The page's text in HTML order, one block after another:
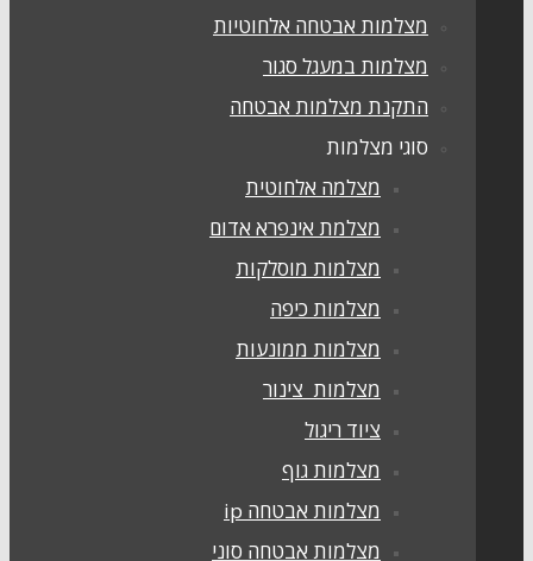
מצלמות אבטחה אלחוטיות
מצלמות במעגל סגור
התקנת מצלמות אבטחה
סוגי מצלמות
מצלמה אלחוטית
מצלמת אינפרא אדום
מצלמות מוסלקות
מצלמות כיפה
מצלמות ממונעות
מצלמות צינור
ציוד ריגול
מצלמות גוף
מצלמות אבטחה ip
מצלמות אבטחה סוני